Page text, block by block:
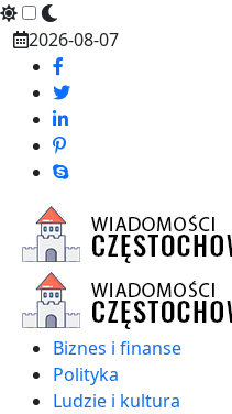
Skip
content
2026-08-07
Biznes i finanse
Polityka
Ludzie i kultura